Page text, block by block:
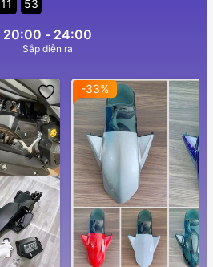
11 51
20:00 - 24:00
Sắp diễn ra
-33%